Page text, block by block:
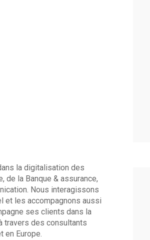
la digitalisation des
la Banque & assurance,
Nous interagissons
et les accompagnons aussi
ses clients dans la
travers des consultants
en Europe.